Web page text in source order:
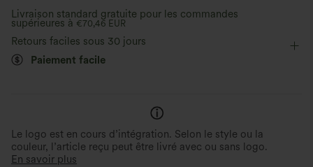
Élasticité moyenne Élasticité quatre directions
Livraison standard gratuite pour les commandes
supérieures à €70,46 EUR
Retours faciles sous 30 jours
Paiement facile
Le logo est en cours d’intégration. Selon le style ou la
couleur, l’article reçu peut être livré avec ou sans logo.
En savoir plus